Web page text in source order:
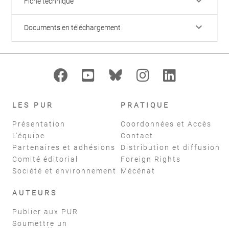
Documents en téléchargement keyboard_arrow_down
LES PUR
Présentation
L'équipe
Partenaires et adhésions
Comité éditorial
Société et environnement
PRATIQUE
Coordonnées et Accès
Contact
Distribution et diffusion
Foreign Rights
Mécénat
AUTEURS
Publier aux PUR
Soumettre un